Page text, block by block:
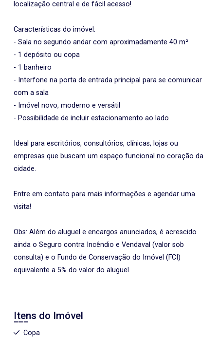
localização central e de fácil acesso!
Características do imóvel:
- Sala no segundo andar com aproximadamente 40 m²
- 1 depósito ou copa
- 1 banheiro
- Interfone na porta de entrada principal para se comunicar
com a sala
- Imóvel novo, moderno e versátil
- Possibilidade de incluir estacionamento ao lado
Ideal para escritórios, consultórios, clínicas, lojas ou
empresas que buscam um espaço funcional no coração da
cidade.
Entre em contato para mais informações e agendar uma
visita!
Obs: Além do aluguel e encargos anunciados, é acrescido
ainda o Seguro contra Incêndio e Vendaval (valor sob
consulta) e o Fundo de Conservação do Imóvel (FCI)
equivalente a 5% do valor do aluguel.
Itens do Imóvel
Copa